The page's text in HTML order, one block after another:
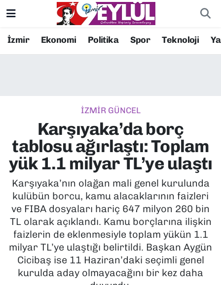
İzmir Ekonomi Politika Spor Teknoloji
İZMİR GÜNCEL
Karşıyaka’da borç
tablosu ağırlaştı: Toplam
yük 1.1 milyar TL’ye ulaştı
Karşıyaka’nın olağan mali genel kurulunda
kulübün borcu, kamu alacaklarının faizleri
ve FIBA dosyaları hariç 647 milyon 260 bin
TL olarak açıklandı. Kamu borçlarına ilişkin
faizlerin de eklenmesiyle toplam yükün 1.1
milyar TL’ye ulaştığı belirtildi. Başkan Aygün
Cicibaş ise 11 Haziran’daki seçimli genel
kurulda aday olmayacağını bir kez daha
Resmi İlanlar
EKONOMİ
KÜLTÜR SANAT
MAGAZİN
POLİTİKA
SAĞLIK
SPOR
Konak Nöbetçi Eczaneler
Süper Lig Puan Durumu ve Fikstür
Tüm Manşetler
Son Dakika Haberleri
Haber Arşivi